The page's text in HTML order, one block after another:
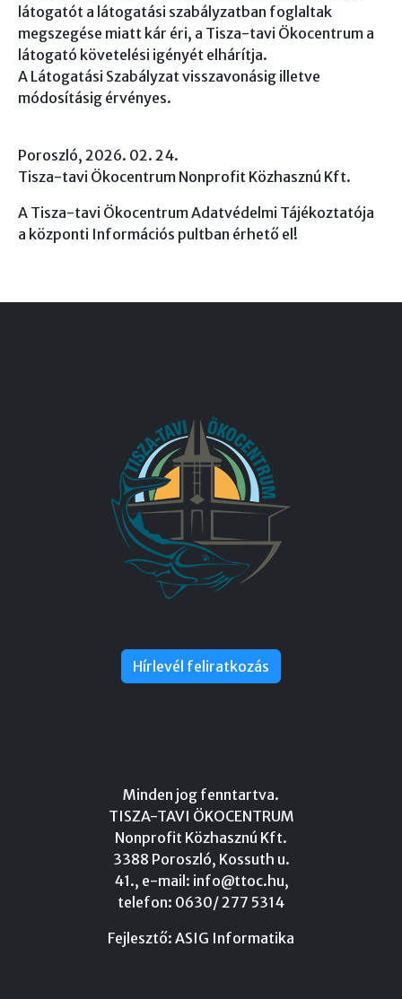
látogatót a látogatási szabályzatban foglaltak
megszegése miatt kár éri, a Tisza-tavi Ökocentrum a
látogató követelési igényét elhárítja.
A Látogatási Szabályzat visszavonásig illetve
módosításig érvényes.
Poroszló, 2026. 02. 24.
Tisza-tavi Ökocentrum Nonprofit Közhasznú Kft.
A Tisza-tavi Ökocentrum Adatvédelmi Tájékoztatója
a központi Információs pultban érhető el!
Hírlevél feliratkozás
Minden jog fenntartva.
TISZA-TAVI ÖKOCENTRUM
Nonprofit Közhasznú Kft.
3388 Poroszló, Kossuth u.
41., e-mail: info@ttoc.hu,
telefon: 0630/ 277 5314
Fejlesztő: ASIG Informatika